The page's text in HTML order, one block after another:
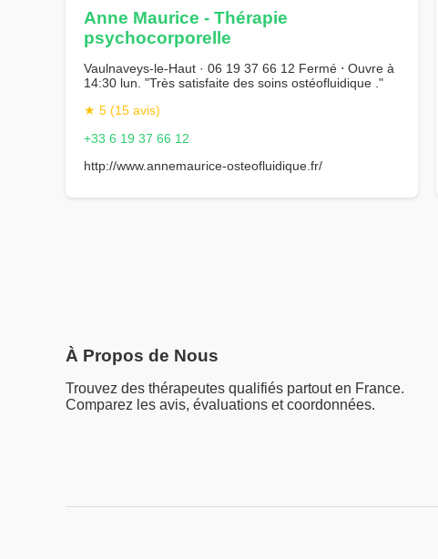
Anne Maurice - Thérapie
psychocorporelle
Vaulnaveys-le-Haut · 06 19 37 66 12 Fermé ⋅ Ouvre à
14:30 lun. "Très satisfaite des soins ostéofluidique ."
★ 5 (15 avis)
+33 6 19 37 66 12
http://www.annemaurice-osteofluidique.fr/
À Propos de Nous
Trouvez des thérapeutes qualifiés partout en France.
Comparez les avis, évaluations et coordonnées.